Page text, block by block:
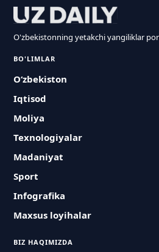
O'zbekistonning yetakchi yangiliklar
BO'LIMLAR
O‘zbekiston
Iqtisod
Moliya
Texnologiyalar
Madaniyat
Sport
Infografika
Maxsus loyihalar
BIZ HAQIMIZDA